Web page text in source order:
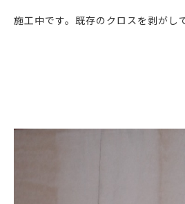
施工中です。既存のクロスを剥がし